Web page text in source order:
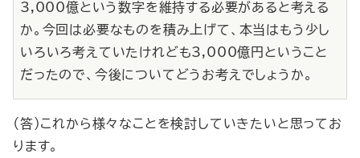
3,000億という数字を維持する必要があると考える
か。今回は必要なものを積み上げて、本当はもう少し
いろいろ考えていたけれども3,000億円ということ
だったので、今後についてどうお考えでしょうか。
（答）これから様々なことを検討していきたいと思ってお
ります。